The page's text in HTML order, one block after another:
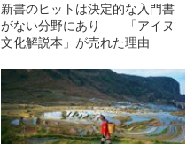
新書のヒットは決定的な入門書
がない分野にあり――「アイヌ
文化解説本」が売れた理由